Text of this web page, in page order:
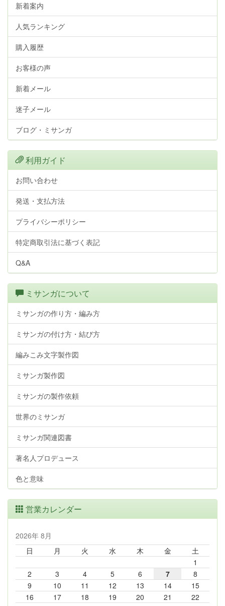
新着案内
人気ランキング
購入履歴
お客様の声
新着メール
迷子メール
ブログ・ミサンガ
利用ガイド
お問い合わせ
発送・支払方法
プライバシーポリシー
特定商取引法に基づく表記
Q&A
ミサンガについて
ミサンガの作り方・編み方
ミサンガの付け方・結び方
編みこみ文字製作図
ミサンガ製作図
ミサンガの製作依頼
世界のミサンガ
ミサンガ関連図書
著名人プロデュース
色と意味
営業カレンダー
2026年 8月
日
月 火 水 木 金
土
1
2
3 4 5 6 7
8
9
10 11 12 13 14
15
16
17 18 19 20 21
22